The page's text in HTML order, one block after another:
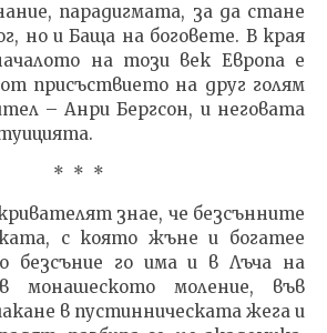
парадигмата, за да стане
но и Баща на боговете. В края
на този век Европа е
присъствието на друг голям
– Анри Бергсон, и неговата
* * *
знае, че безсънните
с която жъне и богатее
безсъние го има и в Лъча на
монашеското моление, във
в пустинническата жега и